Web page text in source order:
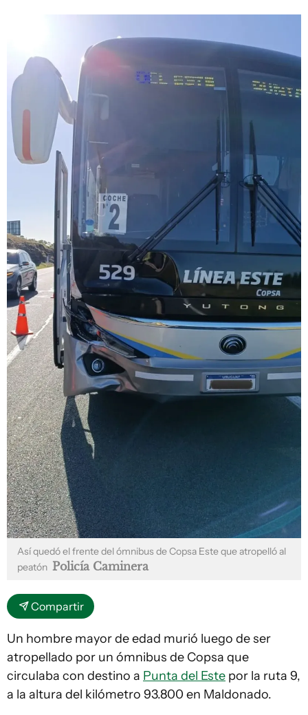
Así quedó el frente del ómnibus de Copsa Este que atropelló al
peatón Policía Caminera
Compartir
Un hombre mayor de edad murió luego de ser
atropellado por un ómnibus de Copsa que
circulaba con destino a Punta del Este por la ruta 9,
a la altura del kilómetro 93.800 en Maldonado.